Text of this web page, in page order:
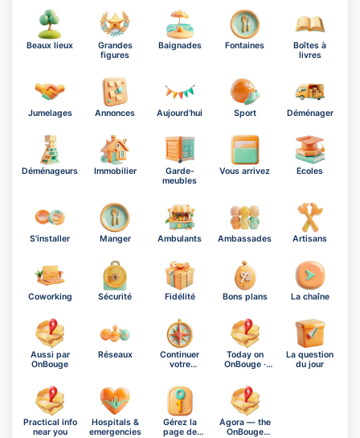
Beaux lieux
Grandes
figures
Baignades Fontaines
Boîtes à
livres
Jumelages Annonces Aujourd'hui Sport Déménager
Déménageurs Immobilier
Garde-
meubles
Vous arrivez Écoles
S'installer Manger Ambulants Ambassades Artisans
Coworking Sécurité Fidélité Bons plans La chaîne
Aussi par
OnBouge
Réseaux
Continuer
votre
Today on
OnBouge ·
La question
du jour
Practical info
near you
Hospitals &
emergencies
Gérez la
page de
Ágora — the
OnBouge